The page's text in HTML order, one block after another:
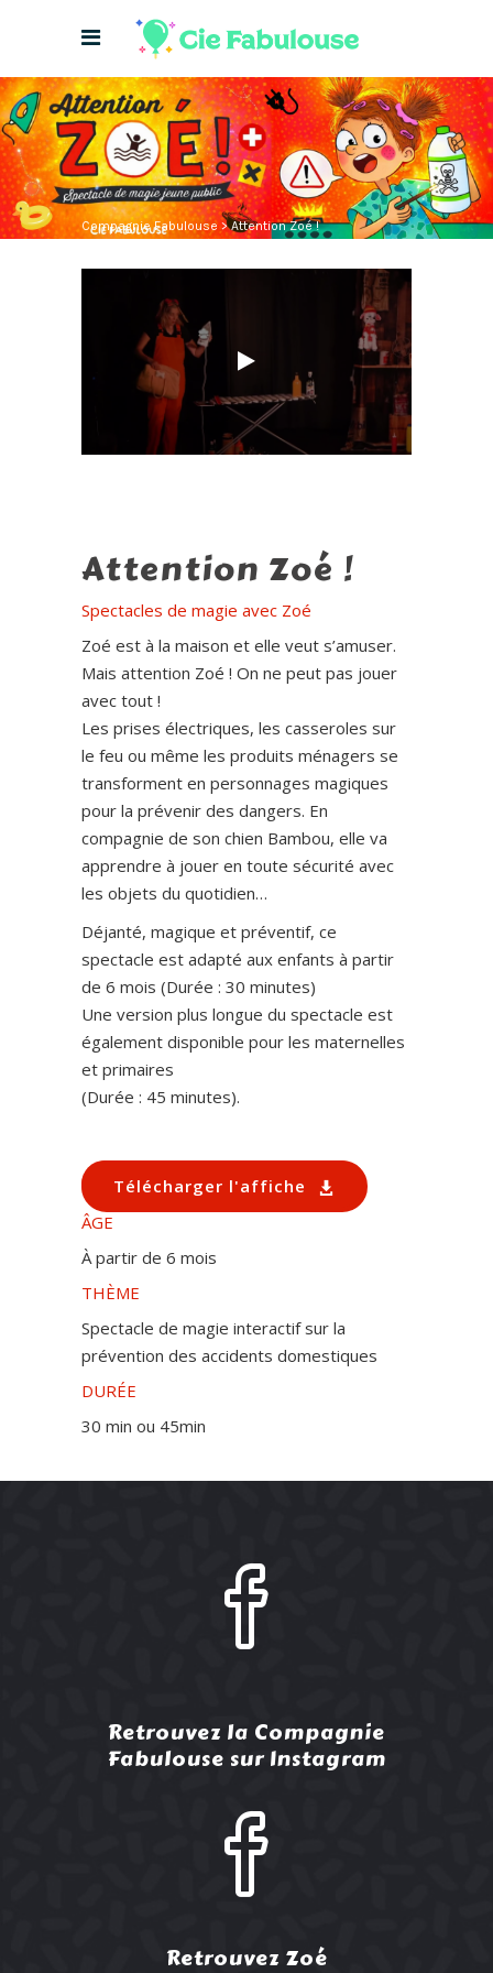
Compagnie Fabulouse>Attention Zoé !
Attention Zoé !
Spectacles de magie avec Zoé
Zoé est à la maison et elle veut s’amuser.
Mais attention Zoé ! On ne peut pas jouer
avec tout !
Les prises électriques, les casseroles sur
le feu ou même les produits ménagers se
transforment en personnages magiques
pour la prévenir des dangers. En
compagnie de son chien Bambou, elle va
apprendre à jouer en toute sécurité avec
les objets du quotidien…
Déjanté, magique et préventif, ce
spectacle est adapté aux enfants à partir
de 6 mois (Durée : 30 minutes)
Une version plus longue du spectacle est
également disponible pour les maternelles
et primaires
(Durée : 45 minutes).
Télécharger l'affiche
ÂGE
À partir de 6 mois
THÈME
Spectacle de magie interactif sur la
prévention des accidents domestiques
DURÉE
30 min ou 45min
Retrouvez la Compagnie
Fabulouse sur Instagram
Retrouvez Zoé